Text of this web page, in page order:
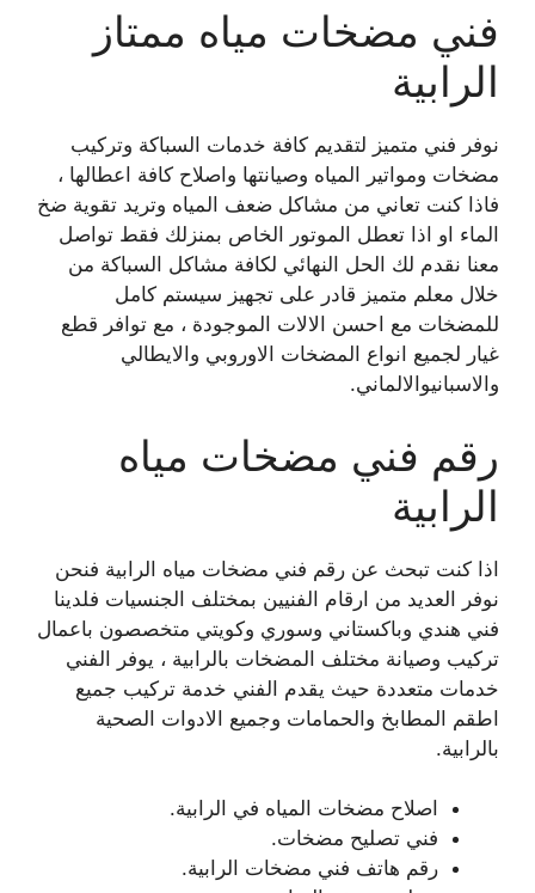
فني مضخات مياه ممتاز
الرابية
نوفر فني متميز لتقديم كافة خدمات السباكة وتركيب
مضخات ومواتير المياه وصيانتها واصلاح كافة اعطالها ،
فاذا كنت تعاني من مشاكل ضعف المياه وتريد تقوية ضخ
الماء او اذا تعطل الموتور الخاص بمنزلك فقط تواصل
معنا نقدم لك الحل النهائي لكافة مشاكل السباكة من
خلال معلم متميز قادر على تجهيز سيستم كامل
للمضخات مع احسن الالات الموجودة ، مع توافر قطع
غيار لجميع انواع المضخات الاوروبي والايطالي
والاسبانيوالالماني.
رقم فني مضخات مياه
الرابية
اذا كنت تبحث عن رقم فني مضخات مياه الرابية فنحن
نوفر العديد من ارقام الفنيين بمختلف الجنسيات فلدينا
فني هندي وباكستاني وسوري وكويتي متخصصون باعمال
تركيب وصيانة مختلف المضخات بالرابية ، يوفر الفني
خدمات متعددة حيث يقدم الفني خدمة تركيب جميع
اطقم المطابخ والحمامات وجميع الادوات الصحية
بالرابية.
اصلاح مضخات المياه في الرابية.
فني تصليح مضخات.
رقم هاتف فني مضخات الرابية.